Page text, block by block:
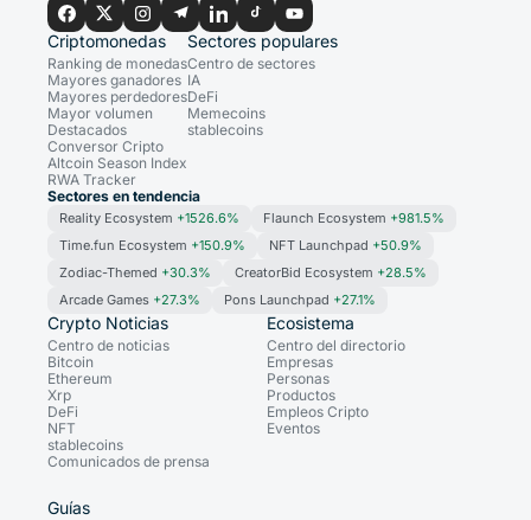
Criptomonedas
Ranking de monedas
Mayores ganadores
Mayores perdedores
Mayor volumen
Destacados
Conversor Cripto
Altcoin Season Index
RWA Tracker
Sectores populares
Centro de sectores
IA
DeFi
Memecoins
stablecoins
Sectores en tendencia
Reality Ecosystem +1526.6% Flaunch Ecosystem +981.5%
Time.fun Ecosystem +150.9% NFT Launchpad +50.9%
Zodiac-Themed +30.3% CreatorBid Ecosystem +28.5%
Arcade Games +27.3% Pons Launchpad +27.1%
Crypto Noticias
Centro de noticias
Bitcoin
Ethereum
Xrp
DeFi
NFT
stablecoins
Comunicados de prensa
Ecosistema
Centro del directorio
Empresas
Personas
Productos
Empleos Cripto
Eventos
Guías